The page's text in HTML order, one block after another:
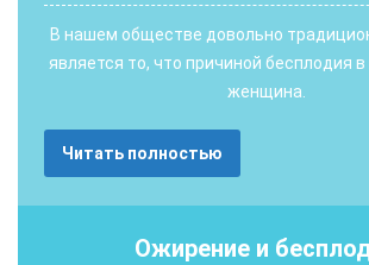
В нашем обществе довольно
является то, что причиной бесплодия
женщина.
Читать полностью
Ожирение и